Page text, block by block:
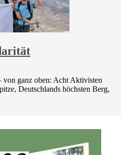
von ganz oben: Acht Aktivisten
Deutschlands höchsten Berg,